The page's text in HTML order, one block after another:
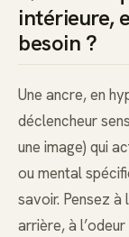
intérieure,
besoin ?
Une ancre, en
déclencheur
une image) qui
ou mental
savoir. Pensez à
arrière, à